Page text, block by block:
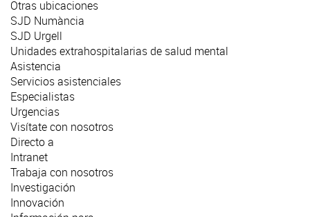
Otras ubicaciones
SJD Numància
SJD Urgell
Unidades extrahospitalarias de salud mental
Asistencia
Servicios asistenciales
Especialistas
Urgencias
Visítate con nosotros
Directo a
Intranet
Trabaja con nosotros
Investigación
Innovación